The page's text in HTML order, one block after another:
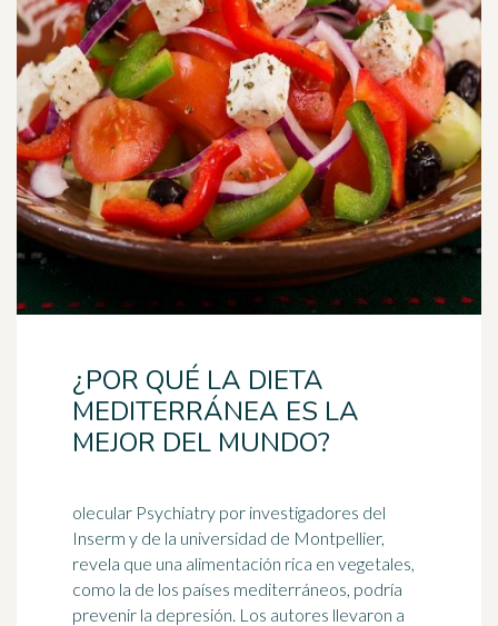
¿POR QUÉ LA DIETA
MEDITERRÁNEA ES LA
MEJOR DEL MUNDO?
olecular Psychiatry por investigadores del
Inserm y de la universidad de Montpellier,
revela que una alimentación rica en vegetales,
como la de los países mediterráneos, podría
prevenir la depresión. Los autores llevaron a